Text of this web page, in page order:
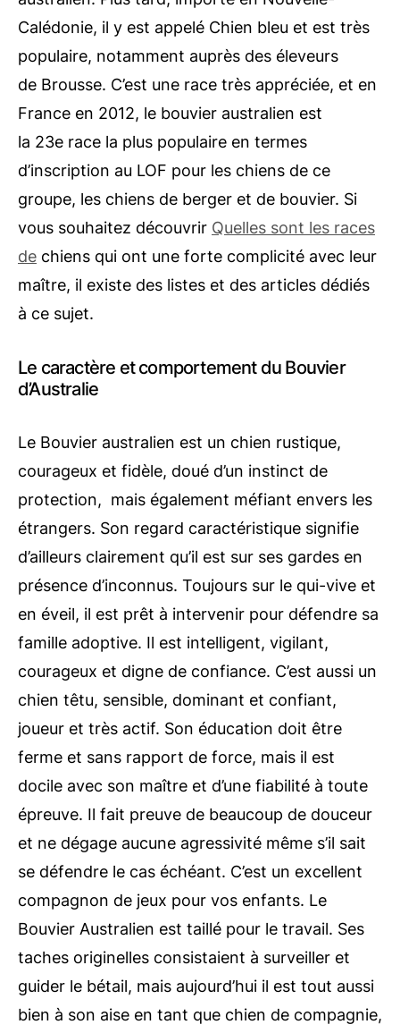
Calédonie, il y est appelé Chien bleu et est très
populaire, notamment auprès des éleveurs
de Brousse. C’est une race très appréciée, et en
France en 2012, le bouvier australien est
la 23e race la plus populaire en termes
d’inscription au LOF pour les chiens de ce
groupe, les chiens de berger et de bouvier. Si
vous souhaitez découvrir Quelles sont les races
de chiens qui ont une forte complicité avec leur
maître, il existe des listes et des articles dédiés
à ce sujet.
Le caractère et comportement du Bouvier
d’Australie
Le Bouvier australien est un chien rustique,
courageux et fidèle, doué d’un instinct de
protection, mais également méfiant envers les
étrangers. Son regard caractéristique signifie
d’ailleurs clairement qu’il est sur ses gardes en
présence d’inconnus. Toujours sur le qui-vive et
en éveil, il est prêt à intervenir pour défendre sa
famille adoptive. Il est intelligent, vigilant,
courageux et digne de confiance. C’est aussi un
chien têtu, sensible, dominant et confiant,
joueur et très actif. Son éducation doit être
ferme et sans rapport de force, mais il est
docile avec son maître et d’une fiabilité à toute
épreuve. Il fait preuve de beaucoup de douceur
et ne dégage aucune agressivité même s’il sait
se défendre le cas échéant. C’est un excellent
compagnon de jeux pour vos enfants. Le
Bouvier Australien est taillé pour le travail. Ses
taches originelles consistaient à surveiller et
guider le bétail, mais aujourd’hui il est tout aussi
bien à son aise en tant que chien de compagnie,